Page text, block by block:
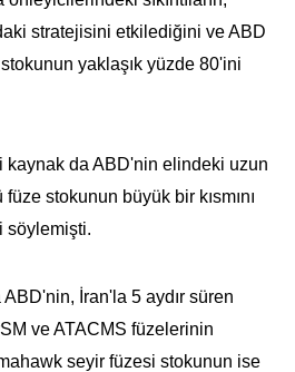
stratejisini etkilediğini ve ABD
yaklaşık yüzde 80'ini
da ABD'nin elindeki uzun
stokunun büyük bir kısmını
söylemişti.
İran'la 5 aydır süren
ve ATACMS füzelerinin
seyir füzesi stokunun ise